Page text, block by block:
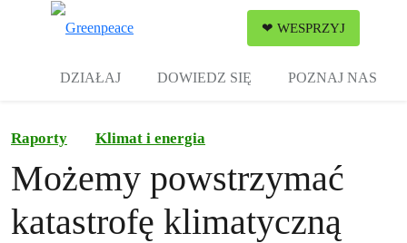
❤ WESPRZYJ
DZIAŁAJ DOWIEDZ SIĘ POZNAJ NAS
Raporty Klimat i energia
Możemy powstrzymać
katastrofę klimatyczną